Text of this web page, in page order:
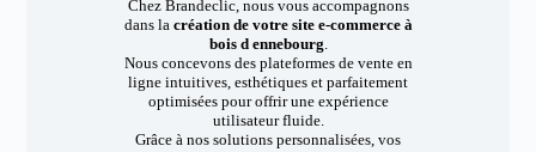
Chez Brandeclic, nous vous accompagnons
dans la création de votre site e-commerce à
bois d ennebourg.
Nous concevons des plateformes de vente en
ligne intuitives, esthétiques et parfaitement
optimisées pour offrir une expérience
utilisateur fluide.
Grâce à nos solutions personnalisées, vos